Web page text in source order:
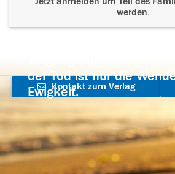
werden.
der Tod ist nur die
Ewigkeit.
Kontakt zum Verlag
aufnehmen